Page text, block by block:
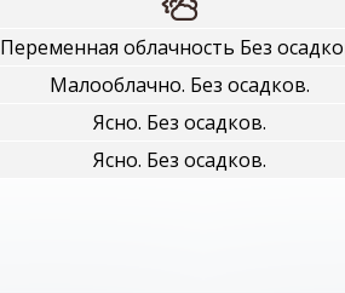
Переменная облачность Без
Малооблачно. Без осадков.
Ясно. Без осадков.
Ясно. Без осадков.